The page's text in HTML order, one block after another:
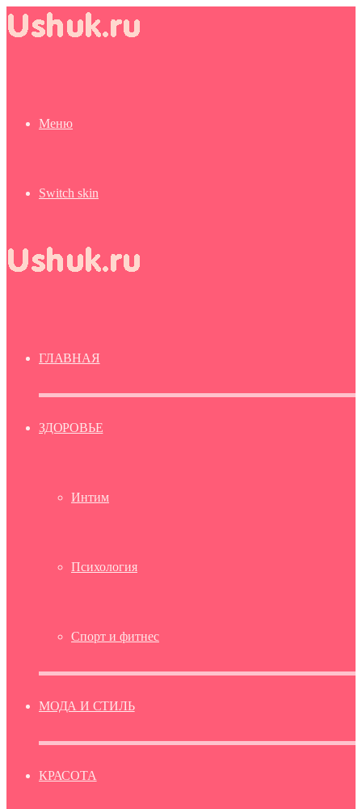
Меню
Switch skin
ГЛАВНАЯ
ЗДОРОВЬЕ
Интим
Психология
Спорт и фитнес
МОДА И СТИЛЬ
КРАСОТА